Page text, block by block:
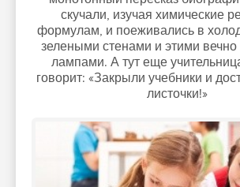
скучали, изучая химические
формулам, и поеживались в
зелеными стенами и этими
лампами. А тут еще
говорит: «Закрыли учебники и
листочки!»